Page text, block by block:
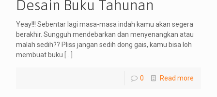
Desain Buku Tahunan
Yeay!!! Sebentar lagi masa-masa indah kamu akan segera
berakhir. Sungguh mendebarkan dan menyenangkan atau
malah sedih?? Pliss jangan sedih dong gais, kamu bisa loh
membuat buku
0 Read more